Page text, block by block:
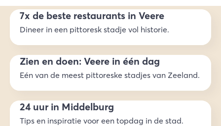
7x de beste restaurants in Veere
Dineer in een pittoresk stadje vol historie.
Zien en doen: Veere in één dag
Eén van de meest pittoreske stadjes van Zeeland.
24 uur in Middelburg
Tips en inspiratie voor een topdag in de stad.